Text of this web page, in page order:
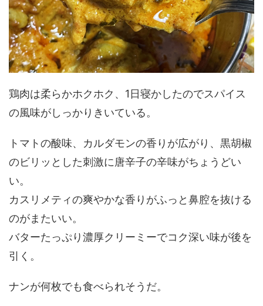
鶏肉は柔らかホクホク、1日寝かしたのでスパイス
の風味がしっかりきいている。
トマトの酸味、カルダモンの香りが広がり、黒胡椒
のビリッとした刺激に唐辛子の辛味がちょうどい
い。
カスリメティの爽やかな香りがふっと鼻腔を抜ける
のがまたいい。
バターたっぷり濃厚クリーミーでコク深い味が後を
引く。
ナンが何枚でも食べられそうだ。